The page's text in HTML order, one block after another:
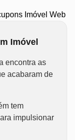
Imóvel Web
Imóvel
encontra as
acabaram de
tem
impulsionar